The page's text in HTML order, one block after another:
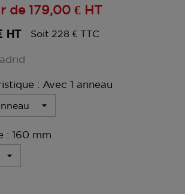
de 179,00 € HT
HT Soit 228 € TTC
: Avec 1 anneau
: 160 mm